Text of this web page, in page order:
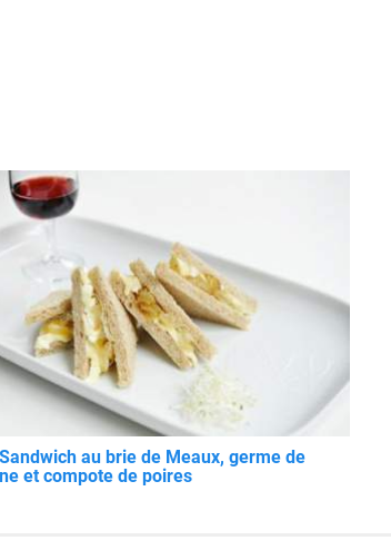
au brie de Meaux, germe de
et compote de poires